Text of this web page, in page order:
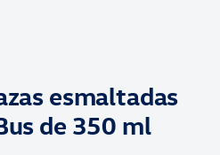
esmaltadas
de 350 ml